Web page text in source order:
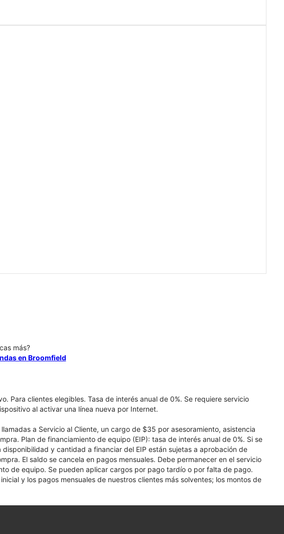
más?
en Broomfield
Para clientes elegibles. Tasa de interés anual de 0%. Se requiere servicio
al activar una línea nueva por Internet.
a Servicio al Cliente, un cargo de $35 por asesoramiento, asistencia
Plan de financiamiento de equipo (EIP): tasa de interés anual de 0%. Si se
y cantidad a financiar del EIP están sujetas a aprobación de
El saldo se cancela en pagos mensuales. Debe permanecer en el servicio
de equipo. Se pueden aplicar cargos por pago tardío o por falta de pago.
y los pagos mensuales de nuestros clientes más solventes; los montos de